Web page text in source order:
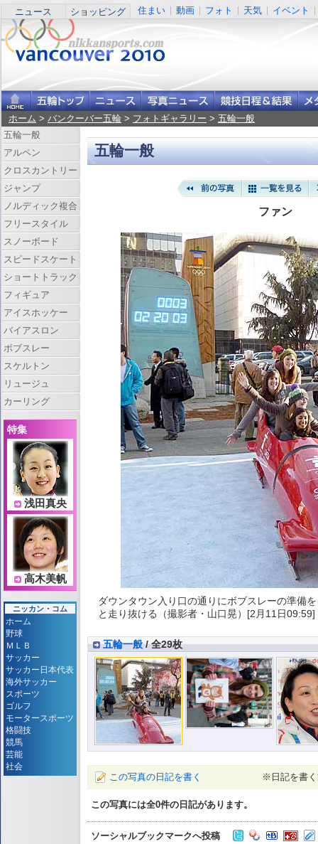
ニュース ショッピング 住まい 動画 フォト 天気 イベント
ホーム > バンクーバー五輪 > フォトギャラリー > 五輪一般
五輪一般
ファン
ダウンタウン入り口の通りにボブスレーの準備
と走り抜ける（撮影者・山口晃）[2月11日09:59]
五輪一般/ 全29枚
この写真の日記を書く ※日記を書
この写真には全0件の日記があります。
ソーシャルブックマークへ投稿
五輪一般
アルペン
クロスカントリー
ジャンプ
ノルディック複合
フリースタイル
スノーボード
スピードスケート
ショートトラック
フィギュア
アイスホッケー
バイアスロン
ボブスレー
スケルトン
リュージュ
カーリング
特集
浅田真央
高木美帆
ニッカン・コム
ホーム
野球
ＭＬＢ
サッカー
サッカー日本代表
海外サッカー
スポーツ
ゴルフ
モータースポーツ
格闘技
競馬
芸能
社会